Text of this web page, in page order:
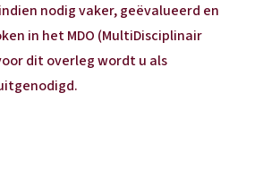
nodig vaker, geëvalueerd en
in het MDO (MultiDisciplinair
dit overleg wordt u als